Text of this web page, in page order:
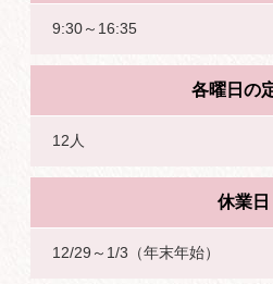
9:30～16:35
各曜日の
12人
休業日
12/29～1/3（年末年始）